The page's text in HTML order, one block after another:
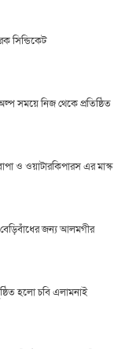
সিন্ডিকেট
সময়ে নিজ থেকে প্রতিষ্ঠিত
ও ওয়াটারকিপারস এর মাস্ক
জন্য আলমগীর
হলো চবি এলামনাই